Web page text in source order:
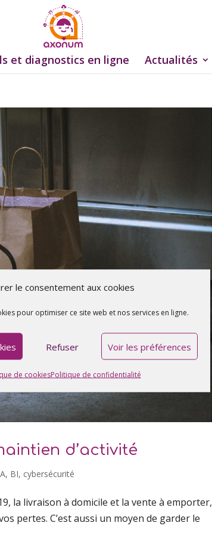
le consentement aux cookies
pour optimiser ce site web et nos services en ligne.
Refuser Voir les préférences
de cookiesPolitique de confidentialité
et diagnostics en ligne Actualités
d’activité
BI, cybersécurité
la livraison à domicile et la vente à emporter,
pertes. C’est aussi un moyen de garder le